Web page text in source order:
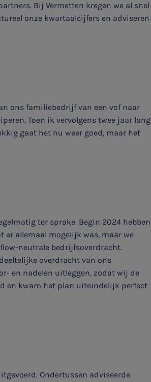
Bij Vermetten kregen we al snel
onze kwartaalcijfers en adviseren
ons familiebedrijf van een vof naar
Toen ik vervolgens twee jaar lang
gaat het nu weer goed, maar het
ter sprake. Begin 2024 hebben
er allemaal mogelijk was, maar we
neutrale bedrijfsoverdracht.
overdracht van ons
en nadelen uitleggen, zodat wij de
en kwam het plan uiteindelijk perfect
Ondertussen adviseerde